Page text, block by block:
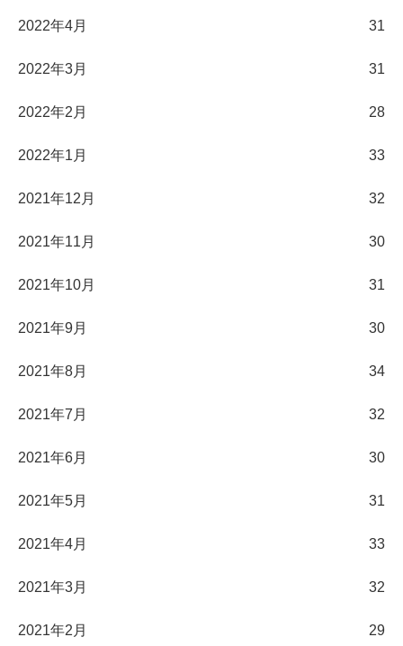
2022年4月 31
2022年3月 31
2022年2月 28
2022年1月 33
2021年12月 32
2021年11月 30
2021年10月 31
2021年9月 30
2021年8月 34
2021年7月 32
2021年6月 30
2021年5月 31
2021年4月 33
2021年3月 32
2021年2月 29